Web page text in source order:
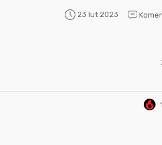
23 lut 2023